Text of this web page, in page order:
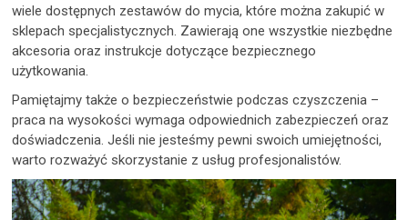
wiele dostępnych zestawów do mycia, które można zakupić w
sklepach specjalistycznych. Zawierają one wszystkie niezbędne
akcesoria oraz instrukcje dotyczące bezpiecznego
użytkowania.
Pamiętajmy także o bezpieczeństwie podczas czyszczenia –
praca na wysokości wymaga odpowiednich zabezpieczeń oraz
doświadczenia. Jeśli nie jesteśmy pewni swoich umiejętności,
warto rozważyć skorzystanie z usług profesjonalistów.